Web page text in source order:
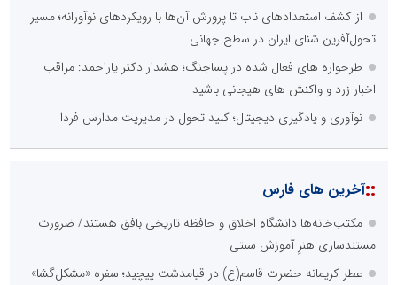
از کشف استعدادهای ناب تا پرورش آن‌ها با رویکردهای نوآورانه؛ مسیر
تحول‌آفرین شنای ایران در سطح جهانی
طرحواره های فعال شده در پساجنگ؛ هشدار دکتر یاراحمد: مراقب
اخبار زرد و واکنش های هیجانی باشید
نوآوری و یادگیری دیجیتال؛ کلید تحول در مدیریت مدارس فردا
::آخرین های فارس
مکتب‌خانه‌ها دانشگاهِ اخلاق و حافظه تاریخی بافق هستند/ ضرورت
مستندسازی هنرِ آموزش سنتی
عطر کریمانه حضرت قاسم(ع) در قیامدشت پیچید؛ سفره «مشکل‌گشا»